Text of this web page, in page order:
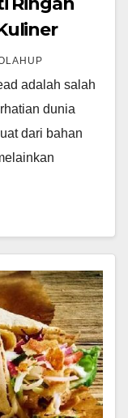
adalah salah
dunia
dari bahan